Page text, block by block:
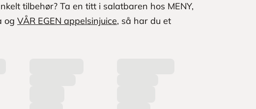
tilbehør? Ta en titt i salatbaren hos MENY,
og VÅR EGEN appelsinjuice, så har du et